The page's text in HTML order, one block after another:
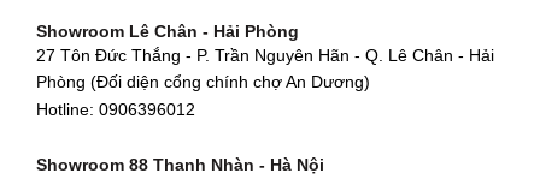
90 Đ. Cộng Hòa, Phường 4, Tân Bình, TP HCM
Hotline:0906396012
Hotline:0906396012
Showroom Huế
54 Hùng Vương, Phú Hội, Thành phố Huế, Thừa Thiên Huế
Showroom Lê Chân - Hải Phòng
27 Tôn Đức Thắng - P. Trần Nguyên Hãn - Q. Lê Chân - Hải
Phòng (Đối diện cổng chính chợ An Dương)
Hotline: 0906396012
Showroom 88 Thanh Nhàn - Hà Nội